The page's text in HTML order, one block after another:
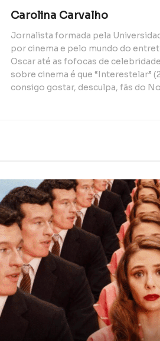
Carolina Carvalho
Jornalista formada pela
por cinema e pelo mundo do
Oscar até as fofocas de
sobre cinema é que “Interestelar”
consigo gostar, desculpa, fãs do